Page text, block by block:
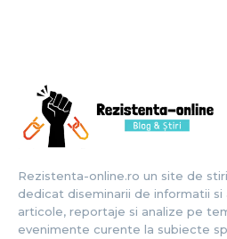
Rezistenta-online.ro un site de
dedicat diseminarii de informatii
articole, reportaje si analize pe
evenimente curente la subiecte